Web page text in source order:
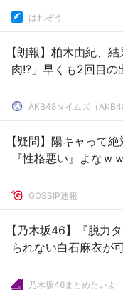
はれぞう
【朗報】柏木由紀、
肉!?」早くも2回目の
AKB48タイムズ（
【疑問】陽キャって
『性格悪い』よなｗ
GOSSIP速報
【乃木坂46】『脱力
られない白石麻衣が
乃木坂46まとめたいよ